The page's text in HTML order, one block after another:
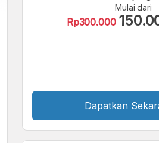
Font
A
Font
Mulai dari
Rp300.000
Dapatkan